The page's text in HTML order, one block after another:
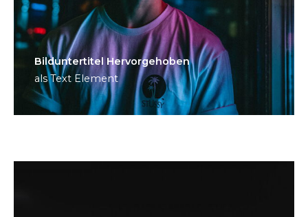
Bild­unter­titel Hervorgehoben
als Text Element